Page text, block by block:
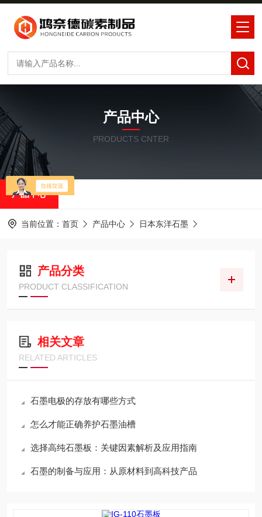
产品中心
PRODUCTS CNTER
产品中心
当前位置： 首页 产品中心 日本东洋石墨
产品分类
PRODUCT CLASSIFICATION
相关文章
RELATED ARTICLES
石墨电极的存放有哪些方式
怎么才能正确养护石墨油槽
选择高纯石墨板：关键因素解析及应用指南
石墨的制备与应用：从原材料到高科技产品